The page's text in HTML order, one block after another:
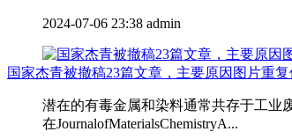
2024-07-06 23:38 admin
国家杰青被撤稿23篇文章，主要原因图片重
潜在的有毒金属和染料通常共存于工业
在JournalofMaterialsChemistryA...